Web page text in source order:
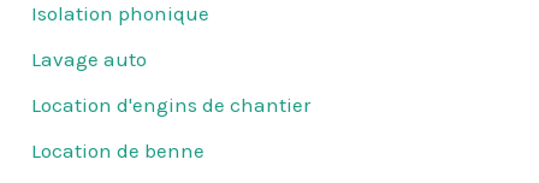
Isolation phonique
Lavage auto
Location d'engins de chantier
Location de benne